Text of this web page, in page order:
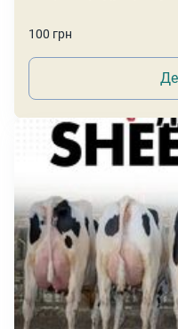
100 грн